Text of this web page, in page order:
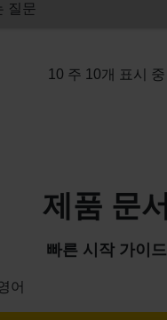
질문
10 주 10개 표시 중
제품 문서
빠른 시작 가이드
어